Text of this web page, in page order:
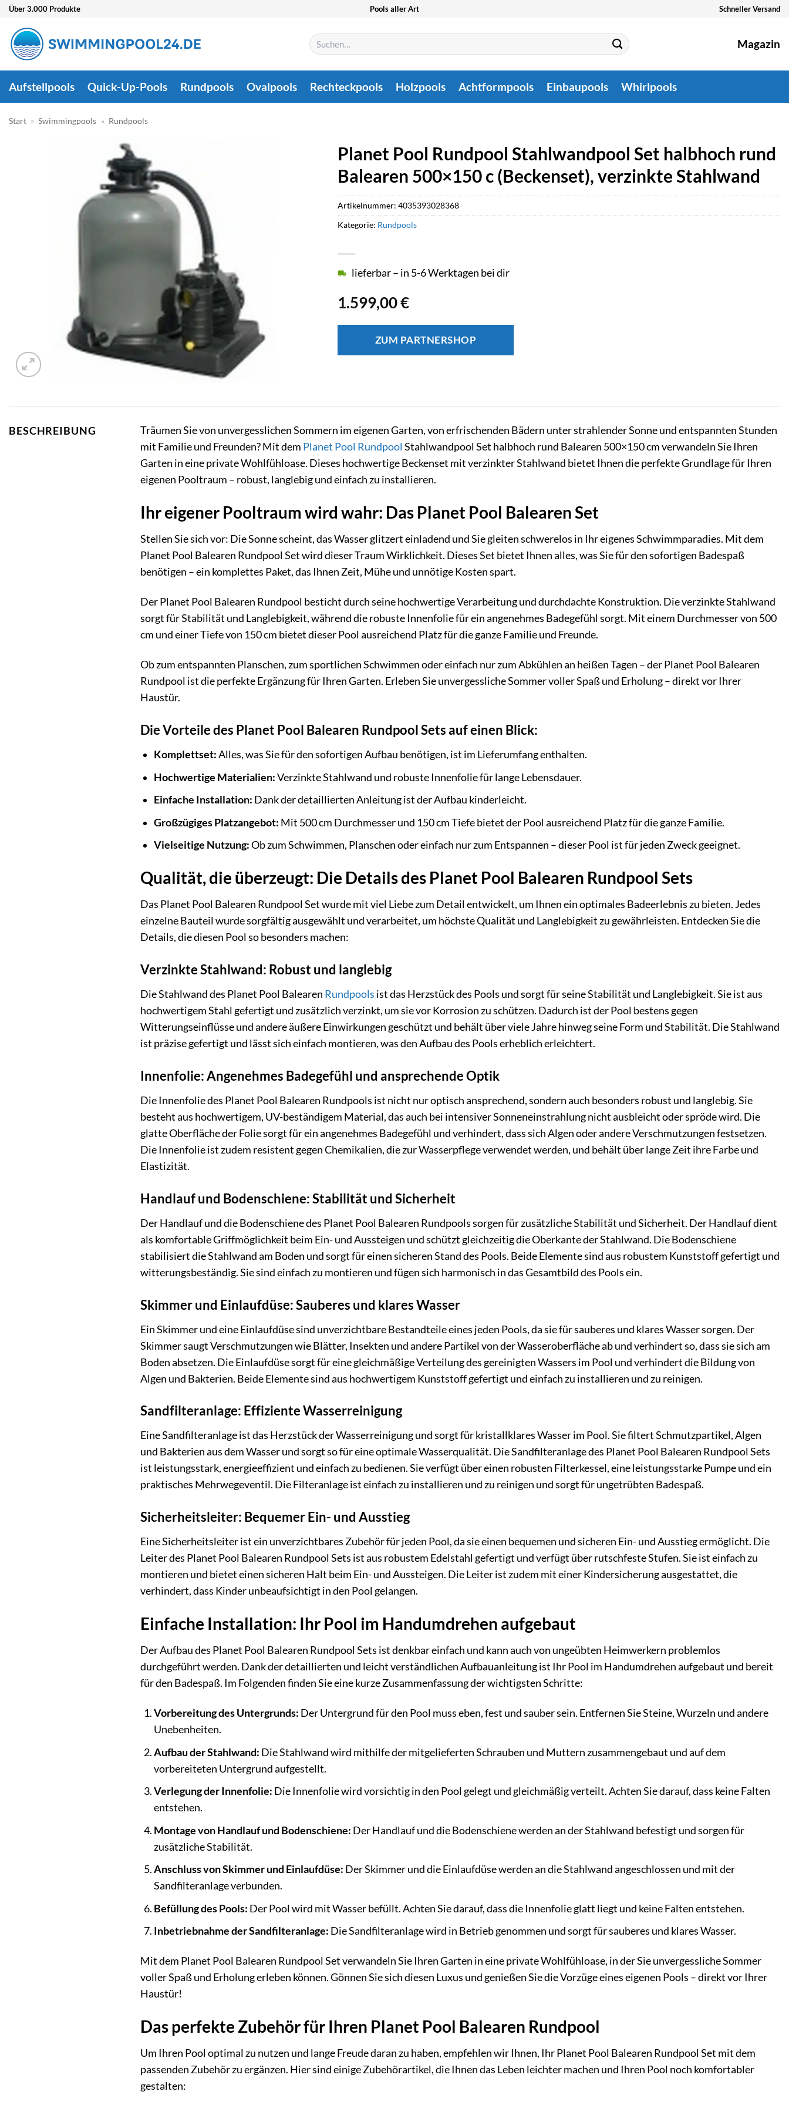
Zum
springen
Über 3.000 Produkte Pools aller Art Schneller Versand
Suchen
nach:
Magazin
Aufstellpools Quick-Up-Pools Rundpools Ovalpools Rechteckpools Holzpools Achtformpools Einbaupools Whirlpools
Start » Swimmingpools » Rundpools
Planet Pool Rundpool Stahlwandpool Set halbhoch rund
Balearen 500×150 c (Beckenset), verzinkte Stahlwand
1.599,00€
lieferbar – in 5-6 Werktagen bei dir
ZUM PARTNERSHOP
Artikelnummer: 4035393028368
Kategorie: Rundpools
BESCHREIBUNG
Träumen Sie von unvergesslichen Sommern im eigenen Garten, von erfrischenden Bädern unter strahlender Sonne und entspannten Stunden
mit Familie und Freunden? Mit dem Planet Pool Rundpool Stahlwandpool Set halbhoch rund Balearen 500×150 cm verwandeln Sie Ihren
Garten in eine private Wohlfühloase. Dieses hochwertige Beckenset mit verzinkter Stahlwand bietet Ihnen die perfekte Grundlage für Ihren
eigenen Pooltraum – robust, langlebig und einfach zu installieren.
Ihr eigener Pooltraum wird wahr: Das Planet Pool Balearen Set
Stellen Sie sich vor: Die Sonne scheint, das Wasser glitzert einladend und Sie gleiten schwerelos in Ihr eigenes Schwimmparadies. Mit dem
Planet Pool Balearen Rundpool Set wird dieser Traum Wirklichkeit. Dieses Set bietet Ihnen alles, was Sie für den sofortigen Badespaß
benötigen – ein komplettes Paket, das Ihnen Zeit, Mühe und unnötige Kosten spart.
Der Planet Pool Balearen Rundpool besticht durch seine hochwertige Verarbeitung und durchdachte Konstruktion. Die verzinkte Stahlwand
sorgt für Stabilität und Langlebigkeit, während die robuste Innenfolie für ein angenehmes Badegefühl sorgt. Mit einem Durchmesser von 500
cm und einer Tiefe von 150 cm bietet dieser Pool ausreichend Platz für die ganze Familie und Freunde.
Ob zum entspannten Planschen, zum sportlichen Schwimmen oder einfach nur zum Abkühlen an heißen Tagen – der Planet Pool Balearen
Rundpool ist die perfekte Ergänzung für Ihren Garten. Erleben Sie unvergessliche Sommer voller Spaß und Erholung – direkt vor Ihrer
Haustür.
Die Vorteile des Planet Pool Balearen Rundpool Sets auf einen Blick:
Komplettset:Alles, was Sie für den sofortigen Aufbau benötigen, ist im Lieferumfang enthalten.
Hochwertige Materialien:Verzinkte Stahlwand und robuste Innenfolie für lange Lebensdauer.
Einfache Installation: Dank der detaillierten Anleitung ist der Aufbau kinderleicht.
Großzügiges Platzangebot: Mit 500 cm Durchmesser und 150 cm Tiefe bietet der Pool ausreichend Platz für die ganze Familie.
Vielseitige Nutzung:Ob zum Schwimmen, Planschen oder einfach nur zum Entspannen – dieser Pool ist für jeden Zweck geeignet.
Qualität, die überzeugt: Die Details des Planet Pool Balearen Rundpool Sets
Das Planet Pool Balearen Rundpool Set wurde mit viel Liebe zum Detail entwickelt, um Ihnen ein optimales Badeerlebnis zu bieten. Jedes
einzelne Bauteil wurde sorgfältig ausgewählt und verarbeitet, um höchste Qualität und Langlebigkeit zu gewährleisten. Entdecken Sie die
Details, die diesen Pool so besonders machen:
Verzinkte Stahlwand: Robust und langlebig
Die Stahlwand des Planet Pool Balearen Rundpools ist das Herzstück des Pools und sorgt für seine Stabilität und Langlebigkeit. Sie ist aus
hochwertigem Stahl gefertigt und zusätzlich verzinkt, um sie vor Korrosion zu schützen. Dadurch ist der Pool bestens gegen
Witterungseinflüsse und andere äußere Einwirkungen geschützt und behält über viele Jahre hinweg seine Form und Stabilität. Die Stahlwand
ist präzise gefertigt und lässt sich einfach montieren, was den Aufbau des Pools erheblich erleichtert.
Innenfolie: Angenehmes Badegefühl und ansprechende Optik
Die Innenfolie des Planet Pool Balearen Rundpools ist nicht nur optisch ansprechend, sondern auch besonders robust und langlebig. Sie
besteht aus hochwertigem, UV-beständigem Material, das auch bei intensiver Sonneneinstrahlung nicht ausbleicht oder spröde wird. Die
glatte Oberfläche der Folie sorgt für ein angenehmes Badegefühl und verhindert, dass sich Algen oder andere Verschmutzungen festsetzen.
Die Innenfolie ist zudem resistent gegen Chemikalien, die zur Wasserpflege verwendet werden, und behält über lange Zeit ihre Farbe und
Elastizität.
Handlauf und Bodenschiene: Stabilität und Sicherheit
Der Handlauf und die Bodenschiene des Planet Pool Balearen Rundpools sorgen für zusätzliche Stabilität und Sicherheit. Der Handlauf dient
als komfortable Griffmöglichkeit beim Ein- und Aussteigen und schützt gleichzeitig die Oberkante der Stahlwand. Die Bodenschiene
stabilisiert die Stahlwand am Boden und sorgt für einen sicheren Stand des Pools. Beide Elemente sind aus robustem Kunststoff gefertigt und
witterungsbeständig. Sie sind einfach zu montieren und fügen sich harmonisch in das Gesamtbild des Pools ein.
Skimmer und Einlaufdüse: Sauberes und klares Wasser
Ein Skimmer und eine Einlaufdüse sind unverzichtbare Bestandteile eines jeden Pools, da sie für sauberes und klares Wasser sorgen. Der
Skimmer saugt Verschmutzungen wie Blätter, Insekten und andere Partikel von der Wasseroberfläche ab und verhindert so, dass sie sich am
Boden absetzen. Die Einlaufdüse sorgt für eine gleichmäßige Verteilung des gereinigten Wassers im Pool und verhindert die Bildung von
Algen und Bakterien. Beide Elemente sind aus hochwertigem Kunststoff gefertigt und einfach zu installieren und zu reinigen.
Sandfilteranlage: Effiziente Wasserreinigung
Eine Sandfilteranlage ist das Herzstück der Wasserreinigung und sorgt für kristallklares Wasser im Pool. Sie filtert Schmutzpartikel, Algen
und Bakterien aus dem Wasser und sorgt so für eine optimale Wasserqualität. Die Sandfilteranlage des Planet Pool Balearen Rundpool Sets
ist leistungsstark, energieeffizient und einfach zu bedienen. Sie verfügt über einen robusten Filterkessel, eine leistungsstarke Pumpe und ein
praktisches Mehrwegeventil. Die Filteranlage ist einfach zu installieren und zu reinigen und sorgt für ungetrübten Badespaß.
Sicherheitsleiter: Bequemer Ein- und Ausstieg
Eine Sicherheitsleiter ist ein unverzichtbares Zubehör für jeden Pool, da sie einen bequemen und sicheren Ein- und Ausstieg ermöglicht. Die
Leiter des Planet Pool Balearen Rundpool Sets ist aus robustem Edelstahl gefertigt und verfügt über rutschfeste Stufen. Sie ist einfach zu
montieren und bietet einen sicheren Halt beim Ein- und Aussteigen. Die Leiter ist zudem mit einer Kindersicherung ausgestattet, die
verhindert, dass Kinder unbeaufsichtigt in den Pool gelangen.
Einfache Installation: Ihr Pool im Handumdrehen aufgebaut
Der Aufbau des Planet Pool Balearen Rundpool Sets ist denkbar einfach und kann auch von ungeübten Heimwerkern problemlos
durchgeführt werden. Dank der detaillierten und leicht verständlichen Aufbauanleitung ist Ihr Pool im Handumdrehen aufgebaut und bereit
für den Badespaß. Im Folgenden finden Sie eine kurze Zusammenfassung der wichtigsten Schritte:
Vorbereitung des Untergrunds: Der Untergrund für den Pool muss eben, fest und sauber sein. Entfernen Sie Steine, Wurzeln und andere
Unebenheiten.
Aufbau der Stahlwand: Die Stahlwand wird mithilfe der mitgelieferten Schrauben und Muttern zusammengebaut und auf dem
vorbereiteten Untergrund aufgestellt.
Verlegung der Innenfolie: Die Innenfolie wird vorsichtig in den Pool gelegt und gleichmäßig verteilt. Achten Sie darauf, dass keine Falten
entstehen.
Montage von Handlauf und Bodenschiene: Der Handlauf und die Bodenschiene werden an der Stahlwand befestigt und sorgen für
zusätzliche Stabilität.
Anschluss von Skimmer und Einlaufdüse: Der Skimmer und die Einlaufdüse werden an die Stahlwand angeschlossen und mit der
Sandfilteranlage verbunden.
Befüllung des Pools: Der Pool wird mit Wasser befüllt. Achten Sie darauf, dass die Innenfolie glatt liegt und keine Falten entstehen.
Inbetriebnahme der Sandfilteranlage: Die Sandfilteranlage wird in Betrieb genommen und sorgt für sauberes und klares Wasser.
Mit dem Planet Pool Balearen Rundpool Set verwandeln Sie Ihren Garten in eine private Wohlfühloase, in der Sie unvergessliche Sommer
voller Spaß und Erholung erleben können. Gönnen Sie sich diesen Luxus und genießen Sie die Vorzüge eines eigenen Pools – direkt vor Ihrer
Haustür!
Das perfekte Zubehör für Ihren Planet Pool Balearen Rundpool
Um Ihren Pool optimal zu nutzen und lange Freude daran zu haben, empfehlen wir Ihnen, Ihr Planet Pool Balearen Rundpool Set mit dem
passenden Zubehör zu ergänzen. Hier sind einige Zubehörartikel, die Ihnen das Leben leichter machen und Ihren Pool noch komfortabler
gestalten: